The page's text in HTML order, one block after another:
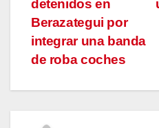
de
entradas
detenidos en
Berazategui por
integrar una banda
de roba coches